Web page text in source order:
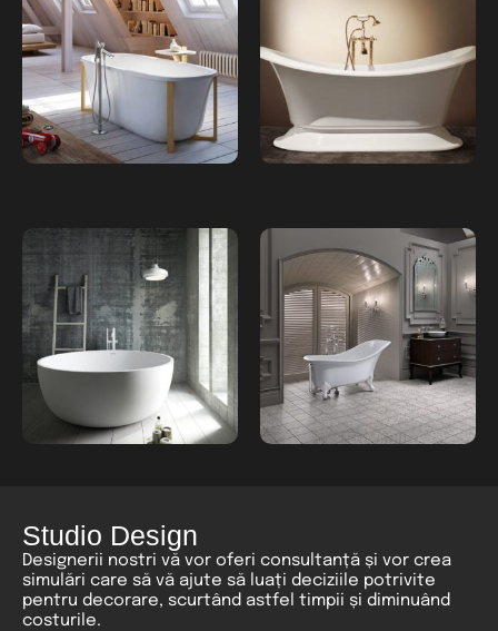
Studio Design
Designerii nostri vă vor oferi consultanță și vor crea
simulări care să vă ajute să luați deciziile potrivite
pentru decorare, scurtând astfel timpii și diminuând
costurile.